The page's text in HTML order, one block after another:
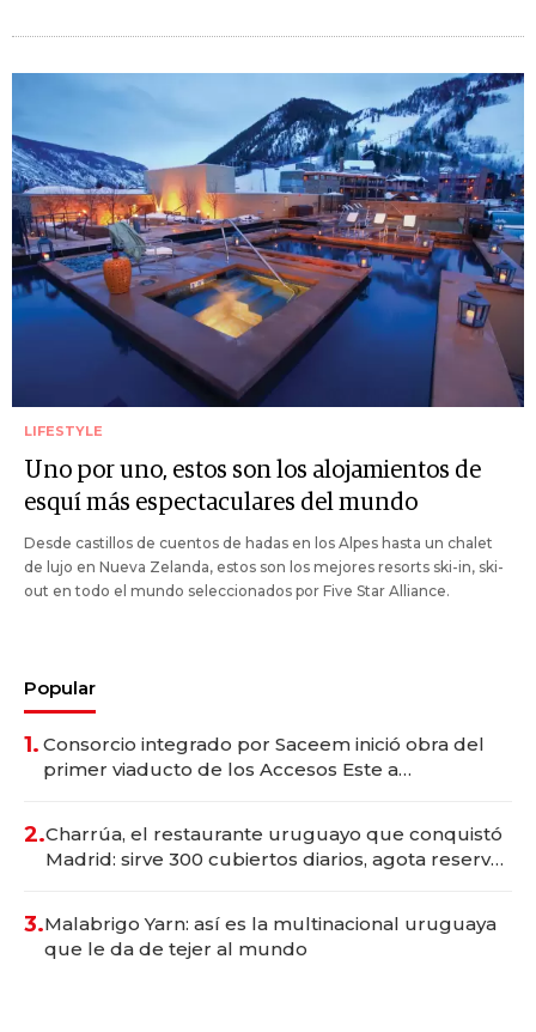
LIFESTYLE
Uno por uno, estos son los alojamientos de
esquí más espectaculares del mundo
Desde castillos de cuentos de hadas en los Alpes hasta un chalet
de lujo en Nueva Zelanda, estos son los mejores resorts ski-in, ski-
out en todo el mundo seleccionados por Five Star Alliance.
Popular
1. Consorcio integrado por Saceem inició obra del
primer viaducto de los Accesos Este a
2.Charrúa, el restaurante uruguayo que conquistó
Madrid: sirve 300 cubiertos diarios, agota reservas
3.Malabrigo Yarn: así es la multinacional uruguaya
que le da de tejer al mundo